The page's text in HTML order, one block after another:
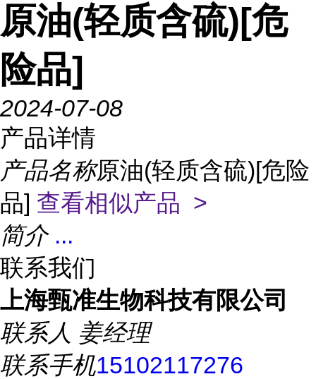
原油(轻质含硫)[危
险品]
2024-07-08
产品详情
产品名称原油(轻质含硫)[危险
品] 查看相似产品 >
简介 ...
联系我们
上海甄准生物科技有限公司
联系人 姜经理
联系手机15102117276